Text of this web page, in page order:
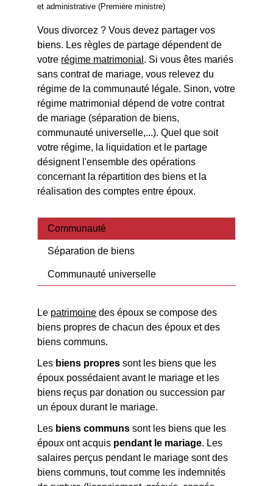
et administrative (Première ministre)
Vous divorcez ? Vous devez partager vos
biens. Les règles de partage dépendent de
votre régime matrimonial . Si vous êtes mariés
sans contrat de mariage, vous relevez du
régime de la communauté légale. Sinon, votre
régime matrimonial dépend de votre contrat
de mariage (séparation de biens,
communauté universelle,...). Quel que soit
votre régime, la liquidation et le partage
désignent l'ensemble des opérations
concernant la répartition des biens et la
réalisation des comptes entre époux.
Communauté
Séparation de biens
Communauté universelle
Le patrimoine des époux se compose des
biens propres de chacun des époux et des
biens communs.
Les biens propres sont les biens que les
époux possédaient avant le mariage et les
biens reçus par donation ou succession par
un époux durant le mariage.
Les biens communs sont les biens que les
époux ont acquis pendant le mariage. Les
salaires perçus pendant le mariage sont des
biens communs, tout comme les indemnités